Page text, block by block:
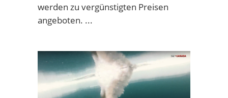
werden zu vergünstigten Preisen
angeboten.